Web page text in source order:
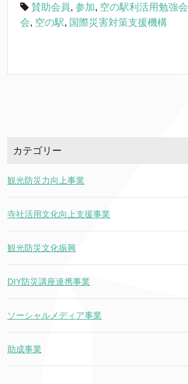
賛助会員, 参加, 空の駅利活用勉強会
会, 空の駅, 国際災害対策支援機構
カテゴリー
観光防災力向上事業
寺社活用文化向上支援事業
観光防災文化振興
DIY防災講座連携事業
ソーシャルメディア事業
助成事業